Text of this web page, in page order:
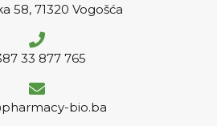
58, 71320 Vogošća
33 877 765
bio.ba